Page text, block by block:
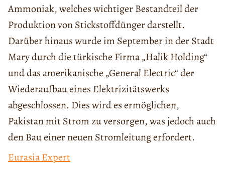
Ammoniak, welches wichtiger Bestandteil der
Produktion von Stickstoffdünger darstellt.
Darüber hinaus wurde im September in der Stadt
Mary durch die türkische Firma „Halik Holding“
und das amerikanische „General Electric“ der
Wiederaufbau eines Elektrizitätswerks
abgeschlossen. Dies wird es ermöglichen,
Pakistan mit Strom zu versorgen, was jedoch auch
den Bau einer neuen Stromleitung erfordert.
Eurasia Expert